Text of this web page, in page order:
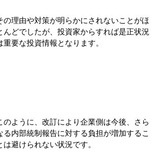
の理由や対策が明らかにされないことがほ
んどでしたが、投資家からすれば是正状況
重要な投資情報となります。
のように、改訂により企業側は今後、さら
る内部統制報告に対する負担が増加するこ
は避けられない状況です。